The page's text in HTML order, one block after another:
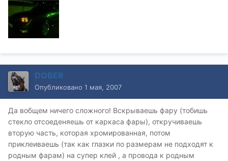
DOBER
Опубликовано 1 мая, 2007
Да вобщем ничего сложного! Вскрываешь фару (тобишь
стекло отсоеденяешь от каркаса фары), откручиваешь
вторую часть, которая хромированная, потом
приклеиваешь (так как глазки по размерам не подходят к
родным фарам) на супер клей , а провода к родным